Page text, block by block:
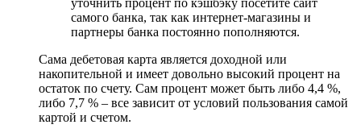
уточнить процент по кэшбэку посетите сайт
самого банка, так как интернет-магазины и
партнеры банка постоянно пополняются.
Сама дебетовая карта является доходной или
накопительной и имеет довольно высокий процент на
остаток по счету. Сам процент может быть либо 4,4 %,
либо 7,7 % – все зависит от условий пользования самой
картой и счетом.